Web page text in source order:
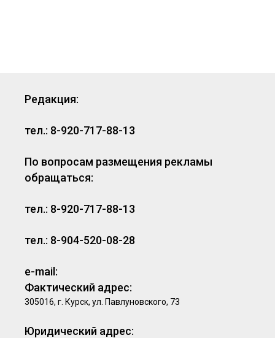
Редакция:
тел.: 8-920-717-88-13
По вопросам размещения рекламы
обращаться:
тел.: 8-920-717-88-13
тел.: 8-904-520-08-28
e-mail:
Фактический адрес:
305016, г. Курск, ул. Павлуновского, 73
Юридический адрес: